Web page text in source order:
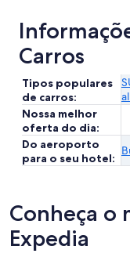
Carros
Tipos populares
de carros:
Nossa melhor
oferta do dia:
Do aeroporto
para o seu hotel:
Conheça o
Expedia